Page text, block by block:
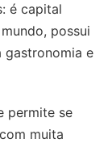
é capital
possui
gastronomia e
permite se
muita